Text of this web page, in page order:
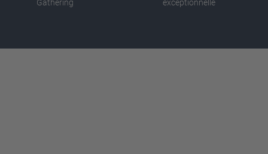
Gathering
exceptionnelle